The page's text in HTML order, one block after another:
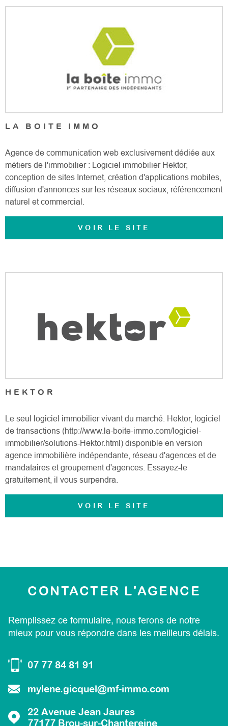
LA BOITE IMMO
Agence de communication web exclusivement dédiée aux
métiers de l'immobilier : Logiciel immobilier Hektor,
conception de sites Internet, création d'applications mobiles,
diffusion d'annonces sur les réseaux sociaux, référencement
naturel et commercial.
VOIR LE SITE
HEKTOR
Le seul logiciel immobilier vivant du marché. Hektor, logiciel
de transactions (http://www.la-boite-immo.com/logiciel-
immobilier/solutions-Hektor.html) disponible en version
agence immobilière indépendante, réseau d'agences et de
mandataires et groupement d'agences. Essayez-le
gratuitement, il vous surpendra.
VOIR LE SITE
CONTACTER L'AGENCE
Remplissez ce formulaire, nous ferons de notre
mieux pour vous répondre dans les meilleurs délais.
07 77 84 81 91
mylene.gicquel@mf-immo.com
22 Avenue Jean Jaures
77177
Brou-sur-Chantereine